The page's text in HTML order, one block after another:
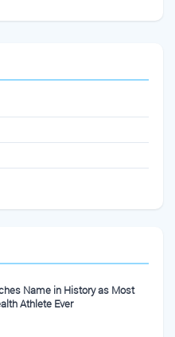
Name in History as Most
Athlete Ever